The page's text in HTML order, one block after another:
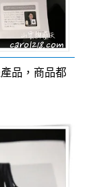
品，商品都